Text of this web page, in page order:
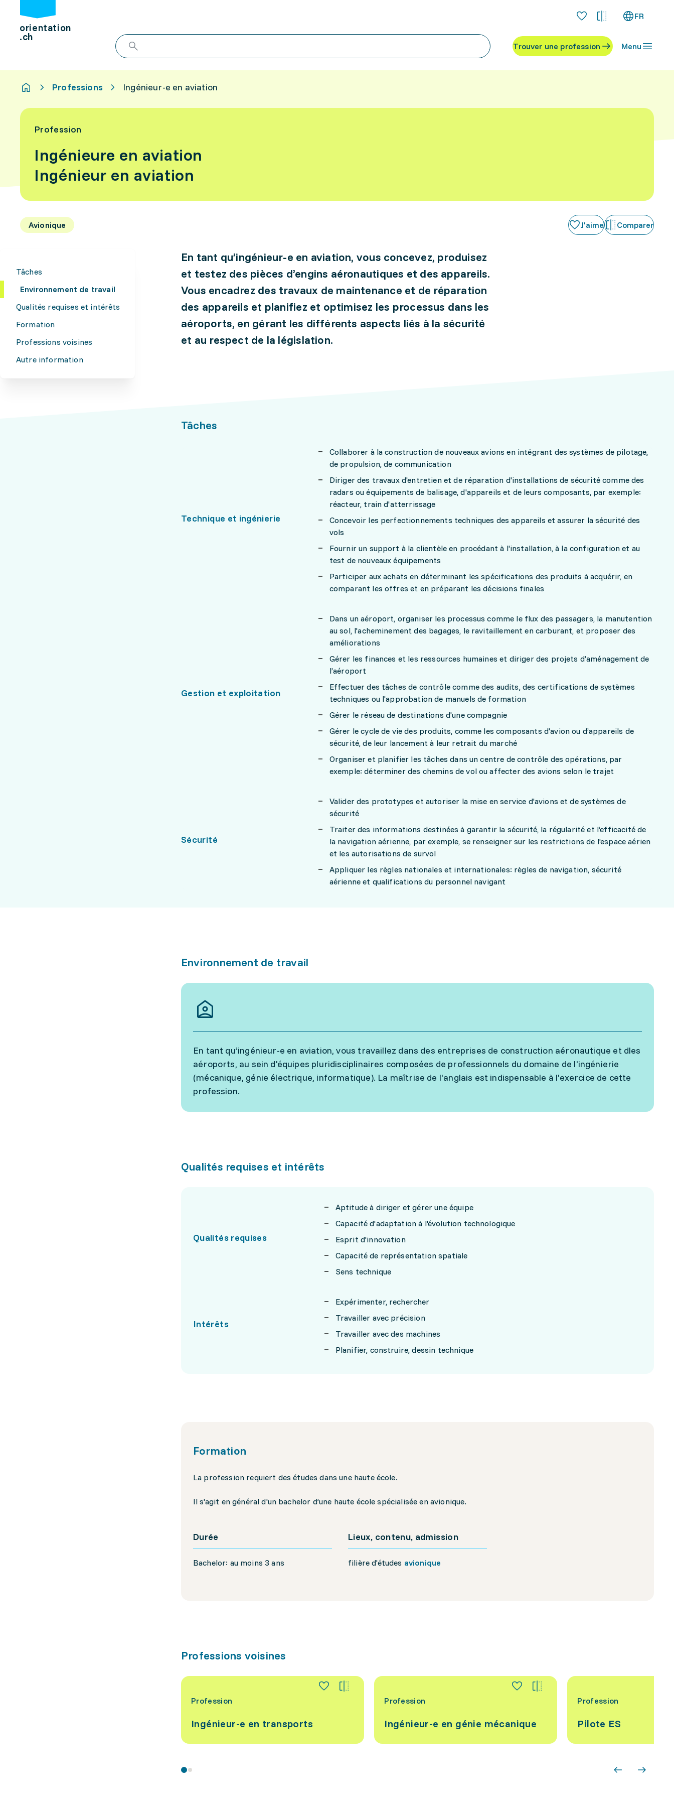
orientation
.ch
FR
Trouver une profession Menu
Professions Ingénieur-e en aviation
Profession
Ingénieure en aviation
Ingénieur en aviation
Avionique J'aime Comparer
Tâches
Environnement de travail
Qualités requises et intérêts
Formation
Professions voisines
Autre information
En tant qu’ingénieur-e en aviation, vous concevez, produisez
et testez des pièces d’engins aéronautiques et des appareils.
Vous encadrez des travaux de maintenance et de réparation
des appareils et planifiez et optimisez les processus dans les
aéroports, en gérant les différents aspects liés à la sécurité
et au respect de la législation.
Tâches
Technique et ingénierie
Collaborer à la construction de nouveaux avions en intégrant des systèmes de pilotage,
de propulsion, de communication
Diriger des travaux d'entretien et de réparation d'installations de sécurité comme des
radars ou équipements de balisage, d'appareils et de leurs composants, par exemple:
réacteur, train d'atterrissage
Concevoir les perfectionnements techniques des appareils et assurer la sécurité des
vols
Fournir un support à la clientèle en procédant à l'installation, à la configuration et au
test de nouveaux équipements
Participer aux achats en déterminant les spécifications des produits à acquérir, en
comparant les offres et en préparant les décisions finales
Gestion et exploitation
Dans un aéroport, organiser les processus comme le flux des passagers, la manutention
au sol, l'acheminement des bagages, le ravitaillement en carburant, et proposer des
améliorations
Gérer les finances et les ressources humaines et diriger des projets d’aménagement de
l’aéroport
Effectuer des tâches de contrôle comme des audits, des certifications de systèmes
techniques ou l'approbation de manuels de formation
Gérer le réseau de destinations d'une compagnie
Gérer le cycle de vie des produits, comme les composants d'avion ou d’appareils de
sécurité, de leur lancement à leur retrait du marché
Organiser et planifier les tâches dans un centre de contrôle des opérations, par
exemple: déterminer des chemins de vol ou affecter des avions selon le trajet
Sécurité
Valider des prototypes et autoriser la mise en service d'avions et de systèmes de
sécurité
Traiter des informations destinées à garantir la sécurité, la régularité et l’efficacité de
la navigation aérienne, par exemple, se renseigner sur les restrictions de l'espace aérien
et les autorisations de survol
Appliquer les règles nationales et internationales: règles de navigation, sécurité
aérienne et qualifications du personnel navigant
Environnement de travail
En tant qu’ingénieur-e en aviation, vous travaillez dans des entreprises de construction aéronautique et dles
aéroports, au sein d'équipes pluridisciplinaires composées de professionnels du domaine de l'ingénierie
(mécanique, génie électrique, informatique). La maîtrise de l'anglais est indispensable à l'exercice de cette
profession.
Qualités requises et intérêts
Qualités requises
Aptitude à diriger et gérer une équipe
Capacité d'adaptation à l'évolution technologique
Esprit d'innovation
Capacité de représentation spatiale
Sens technique
Intérêts
Expérimenter, rechercher
Travailler avec précision
Travailler avec des machines
Planifier, construire, dessin technique
Formation
La profession requiert des études dans une haute école.
Il s'agit en général d'un bachelor d’une haute école spécialisée en avionique.
Durée
Bachelor: au moins 3 ans
Lieux, contenu, admission
filière d'études avionique
Professions voisines
Profession
Ingénieur-e en transports
Profession
Ingénieur-e en génie mécanique
Profession
Pilote ES